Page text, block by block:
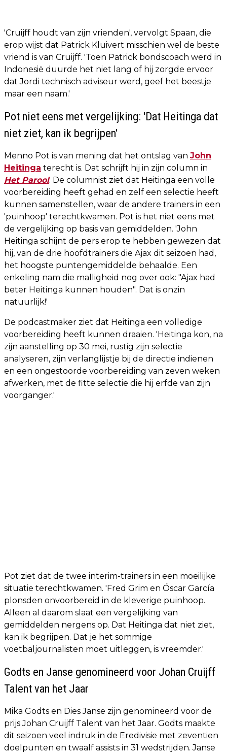
'Cruijff houdt van zijn vrienden', vervolgt Spaan, die
erop wijst dat Patrick Kluivert misschien wel de beste
vriend is van Cruijff. 'Toen Patrick bondscoach werd in
Indonesië duurde het niet lang of hij zorgde ervoor
dat Jordi technisch adviseur werd, geef het beestje
maar een naam.'
Pot niet eens met vergelijking: 'Dat Heitinga dat
niet ziet, kan ik begrijpen'
Menno Pot is van mening dat het ontslag van John
Heitinga terecht is. Dat schrijft hij in zijn column in
Het Parool. De columnist ziet dat Heitinga een volle
voorbereiding heeft gehad en zelf een selectie heeft
kunnen samenstellen, waar de andere trainers in een
'puinhoop' terechtkwamen. Pot is het niet eens met
de vergelijking op basis van gemiddelden. 'John
Heitinga schijnt de pers erop te hebben gewezen dat
hij, van de drie hoofdtrainers die Ajax dit seizoen had,
het hoogste puntengemiddelde behaalde. Een
enkeling nam die malligheid nog over ook: "Ajax had
beter Heitinga kunnen houden". Dat is onzin
natuurlijk!'
De podcastmaker ziet dat Heitinga een volledige
voorbereiding heeft kunnen draaien. 'Heitinga kon, na
zijn aanstelling op 30 mei, rustig zijn selectie
analyseren, zijn verlanglijstje bij de directie indienen
en een ongestoorde voorbereiding van zeven weken
afwerken, met de fitte selectie die hij erfde van zijn
voorganger.'
Pot ziet dat de twee interim-trainers in een moeilijke
situatie terechtkwamen. 'Fred Grim en Óscar García
plonsden onvoorbereid in de kleverige puinhoop.
Alleen al daarom slaat een vergelijking van
gemiddelden nergens op. Dat Heitinga dat niet ziet,
kan ik begrijpen. Dat je het sommige
voetbaljournalisten moet uitleggen, is vreemder.'
Godts en Janse genomineerd voor Johan Cruijff
Talent van het Jaar
Mika Godts en Dies Janse zijn genomineerd voor de
prijs Johan Cruijff Talent van het Jaar. Godts maakte
dit seizoen veel indruk in de Eredivisie met zeventien
doelpunten en twaalf assists in 31 wedstrijden. Janse